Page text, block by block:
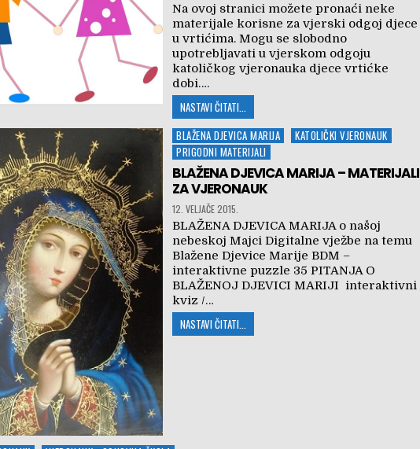
Na ovoj stranici možete pronaći neke
materijale korisne za vjerski odgoj djece
u vrtićima. Mogu se slobodno
upotrebljavati u vjerskom odgoju
katoličkog vjeronauka djece vrtićke
dobi….
NASTAVI ČITATI...
Posted
in
BLAŽENA DJEVICA MARIJA
KATOLIČKI VJERONAUK
PRIGODNI MATERIJALI
BLAŽENA DJEVICA MARIJA – MATERIJALI
ZA VJERONAUK
12. VELJAČE 2015.
BLAŽENA DJEVICA MARIJA o našoj
nebeskoj Majci Digitalne vježbe na temu
Blažene Djevice Marije BDM –
interaktivne puzzle 35 PITANJA O
BLAŽENOJ DJEVICI MARIJI interaktivni
kviz /…
NASTAVI ČITATI...